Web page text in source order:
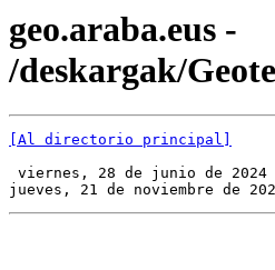
geo.araba.eus -
/deskargak/
[Al directorio principal]
viernes, 28 de junio de
jueves, 21 de noviembre de